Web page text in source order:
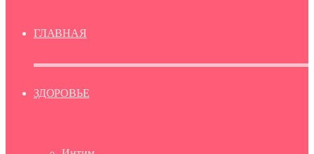
ГЛАВНАЯ
ЗДОРОВЬЕ